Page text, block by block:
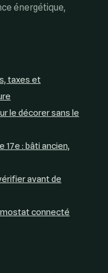
énergétique,
taxes et
le décorer sans le
17e : bâti ancien,
avant de
connecté